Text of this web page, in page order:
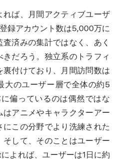
れば、月間アクティブユーザ
録アカウント数は5,000万に
済みの集計ではなく、あく
だろう。独立系のトラフィ
付けており、月間訪問数は
大のユーザー層で全体の約5
偏っているのは偶然ではな
アニメやキャラクターアー
にこの分野でより洗練された
して、そのことはユーザー
よれば、ユーザーは1日に約